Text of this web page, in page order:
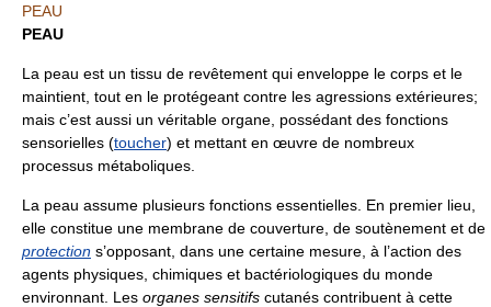
PEAU
PEAU
La peau est un tissu de revêtement qui enveloppe le corps et le
maintient, tout en le protégeant contre les agressions extérieures;
mais c’est aussi un véritable organe, possédant des fonctions
sensorielles (toucher) et mettant en œuvre de nombreux
processus métaboliques.
La peau assume plusieurs fonctions essentielles. En premier lieu,
elle constitue une membrane de couverture, de soutènement et de
protection s’opposant, dans une certaine mesure, à l’action des
agents physiques, chimiques et bactériologiques du monde
environnant. Les organes sensitifs cutanés contribuent à cette